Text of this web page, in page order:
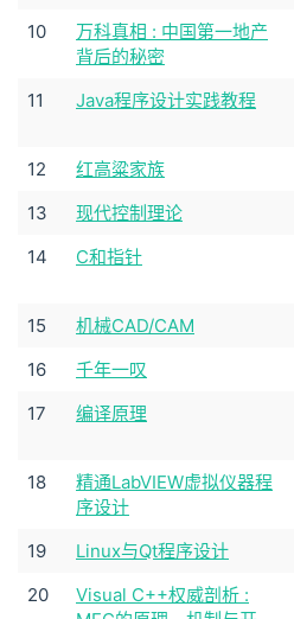
10
万科真相 : 中国第一地产
背后的秘密
11 Java程序设计实践教程
12 红高粱家族
13
现代控制理论
14
C和指针
15 机械CAD/CAM
16
千年一叹
17
编译原理
18
精通LabVIEW虚拟仪器程
序设计
19 Linux与Qt程序设计
20
Visual C++权威剖析 :